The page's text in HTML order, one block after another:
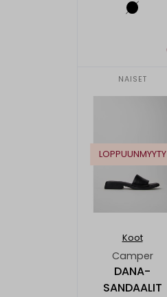
NAISET
LOPPUUNMYYTY
Koot
Camper
DANA-
SANDAALIT